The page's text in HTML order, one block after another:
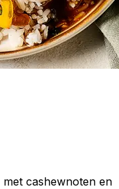
met cashewnoten en